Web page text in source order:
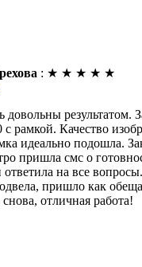
: ★ ★ ★ ★ ★
результатом.
с рамкой. Качество
идеально подошла.
пришла смс о
на все
пришло как
снова, отличная работа!